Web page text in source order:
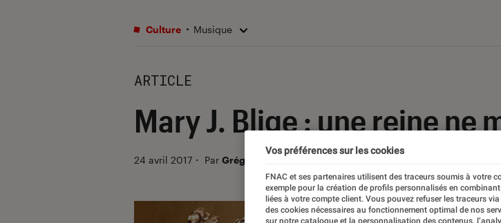
Culture Musique
ARTICLE
Mary J. Blige : une reine ne
24 avril 2017 ・ Par Grégory
Vos préférences sur les cookies
FNAC et ses partenaires utilisent des traceurs soumis à votre
exemple pour la création de profils personnalisés en
liées à votre compte client. Vous pouvez refuser les traceurs
des cookies nécessaires au fonctionnement optimal de nos
sur notre catalogue et la personnalisation des contenus,